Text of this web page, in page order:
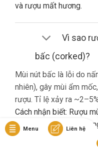
và rượu mất hương.
Vì sao
bấc (corked)?
Mùi nút bấc là lỗi do
nhiên), gây mùi ẩm
rượu. Tỉ lệ xảy ra
Cách nhận biết: Rượu
hương trái cây dù là
Nếu gặp lỗi này, bạn
Menu Liên hệ